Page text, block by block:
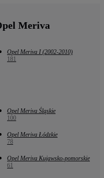
Meriva
Opel Meriva I (2002-2010)
181
Opel Meriva Śląskie
100
Opel Meriva Łódzkie
78
Opel Meriva Kujawsko-pomorskie
61